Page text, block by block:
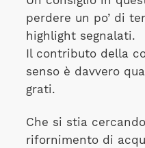
perdere un po’ di
highlight segnalati.
Il contributo della
senso è davvero
grati.
Che si stia
rifornimento di